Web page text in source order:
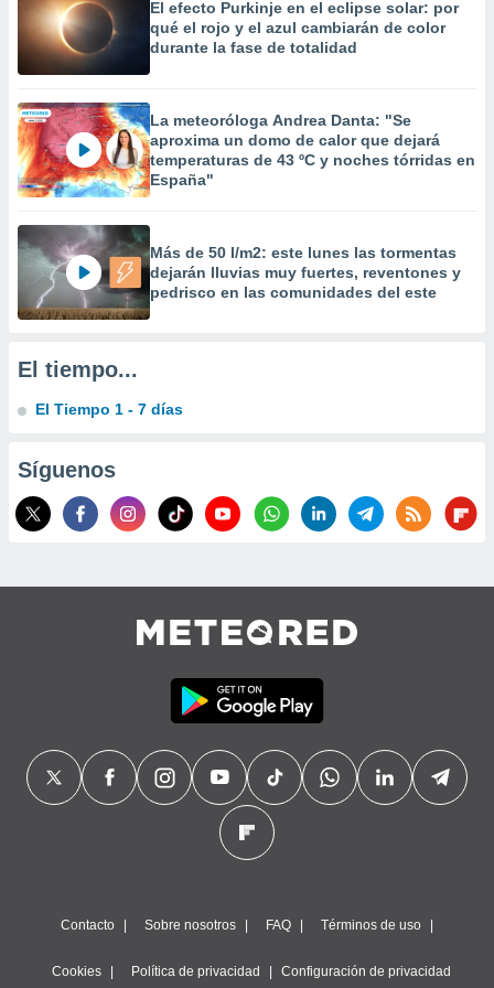
crear un
la
contenido
medir el
de la
el
del
de
o a través
de
de
con el
e
mediante
1199
El efecto Purkinje en el eclipse solar: por
qué el rojo y el azul cambiarán de color
durante la fase de totalidad
La meteoróloga Andrea Danta: "Se
aproxima un domo de calor que dejará
temperaturas de 43 ºC y noches tórridas en
España"
Más de 50 l/m2: este lunes las tormentas
dejarán lluvias muy fuertes, reventones y
pedrisco en las comunidades del este
El tiempo...
El Tiempo 1 - 7 días
Síguenos
Contacto Sobre nosotros FAQ Términos de uso
Cookies Política de privacidad Configuración de privacidad